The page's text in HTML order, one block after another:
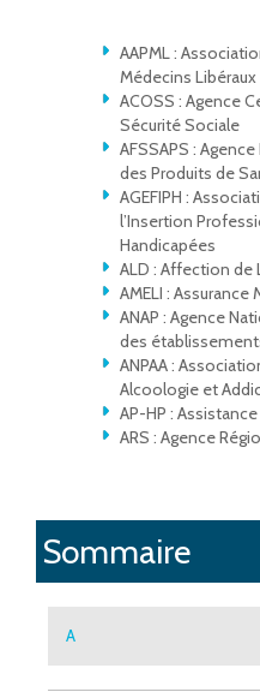
AAPML :
Médecins Libéraux
ACOSS : Agence
Sécurité Sociale
AFSSAPS :
des Produits de
AGEFIPH :
l’Insertion
Handicapées
ALD : Affection de
AMELI : Assurance
ANAP : Agence
des
ANPAA :
Alcoologie et
AP-HP :
ARS : Agence
Sommaire
A